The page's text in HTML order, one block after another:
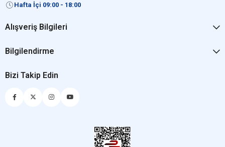
Hafta İçi 09:00 - 18:00
Alışveriş Bilgileri
Bilgilendirme
Bizi Takip Edin